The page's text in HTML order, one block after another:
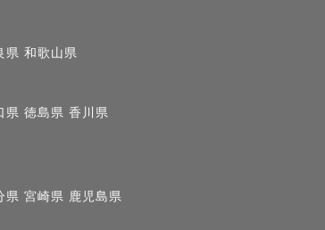
費・出張費をご負担いただく場
合がございます！
ら、LINEの公式アカウントより
県 和歌山県
県 徳島県 香川県
県 宮崎県 鹿児島県